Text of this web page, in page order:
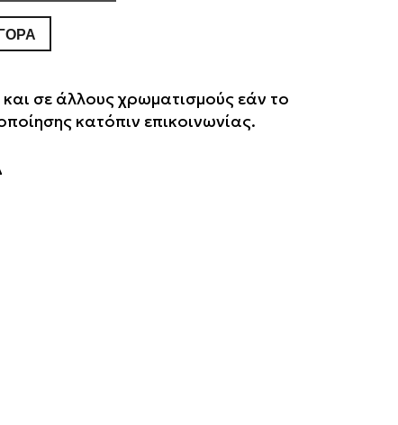
σε άλλους χρωματισμούς εάν το
κατόπιν επικοινωνίας.